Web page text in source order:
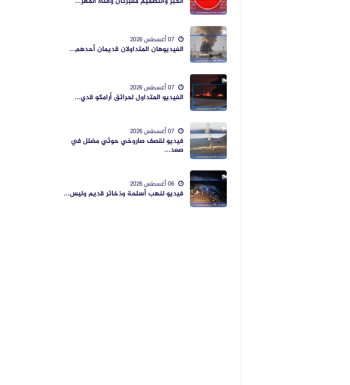
الفيديوهان المتداولان قديمان أحدهم...
الفيديو المتداول لحرائق أرامكو قدي...
فيديو لقصف صاروخي حوثي مضلل في
صعد...
فيديو لنهب أسلحة وذخائر قديم وليس...